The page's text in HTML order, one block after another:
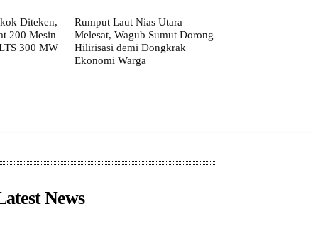
Diteken,
200 Mesin
300 MW
Rumput Laut Nias Utara
Melesat, Wagub Sumut Dorong
Hilirisasi demi Dongkrak
Ekonomi Warga
News